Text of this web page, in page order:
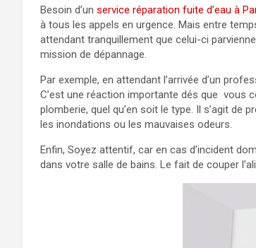
Besoin d’un service réparation fuite d’eau à
à tous les appels en urgence. Mais entre
attendant tranquillement que celui-ci
mission de dépannage.
Par exemple, en attendant l’arrivée d’un
C’est une réaction importante dés que vous
plomberie, quel qu’en soit le type. Il s’agit
les inondations ou les mauvaises odeurs.
Enfin, Soyez attentif, car en cas d’incident
dans votre salle de bains. Le fait de couper